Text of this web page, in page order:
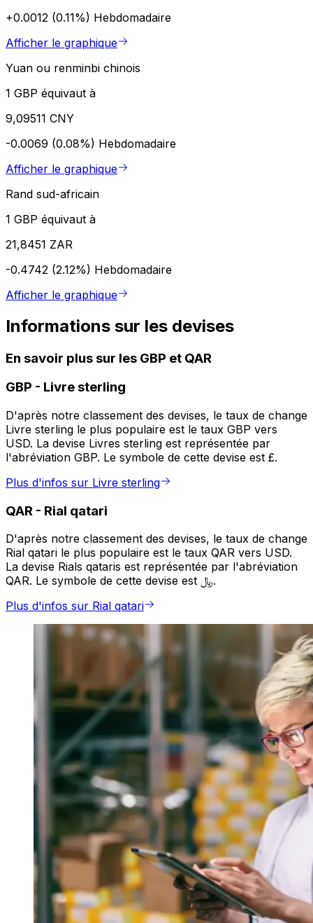
+0.0012 (0.11%) Hebdomadaire
Afficher le graphique
Yuan ou renminbi chinois
1 GBP équivaut à
9,09511 CNY
-0.0069 (0.08%) Hebdomadaire
Afficher le graphique
Rand sud-africain
1 GBP équivaut à
21,8451 ZAR
-0.4742 (2.12%) Hebdomadaire
Afficher le graphique
Informations sur les devises
En savoir plus sur les GBP et QAR
GBP - Livre sterling
D'après notre classement des devises, le taux de change
Livre sterling le plus populaire est le taux GBP vers
USD. La devise Livres sterling est représentée par
l'abréviation GBP. Le symbole de cette devise est £.
Plus d'infos sur Livre sterling
QAR - Rial qatari
D'après notre classement des devises, le taux de change
Rial qatari le plus populaire est le taux QAR vers USD.
La devise Rials qataris est représentée par l'abréviation
QAR. Le symbole de cette devise est ﷼.
Plus d'infos sur Rial qatari